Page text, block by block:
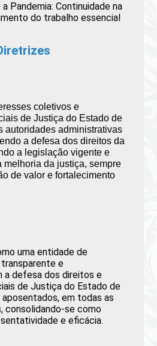
Pandemia: Continuidade na
do trabalho essencial
coletivos e
de Justiça do Estado de
autoridades administrativas
a defesa dos direitos da
a legislação vigente e
melhoria da justiça, sempre
de valor e fortalecimento
uma entidade de
e
a defesa dos direitos e
de Justiça do Estado de
em todas as
consolidando-se como
e eficácia.